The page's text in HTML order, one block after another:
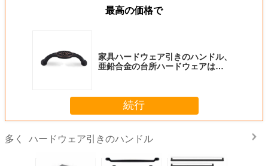
最高の価格で
家具ハードウェア引きのハンドル、
亜鉛合金の台所ハードウェアは
続行
多く ハードウェア引きのハンドル